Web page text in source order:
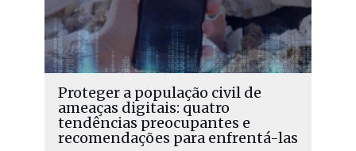
Proteger a população civil de
ameaças digitais: quatro
tendências preocupantes e
recomendações para enfrentá-las